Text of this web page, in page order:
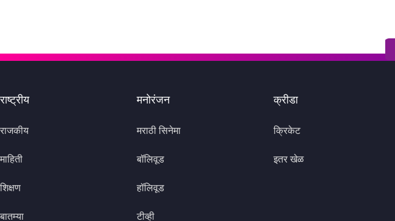
राष्ट्रीय
राजकीय
माहिती
शिक्षण
बातम्या
मनोरंजन
मराठी सिनेमा
बॉलिवूड
हॉलिवूड
टीव्ही
क्रीडा
क्रिकेट
इतर खेळ